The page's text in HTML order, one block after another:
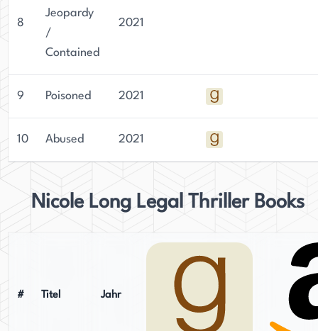
8
Jeopardy
/
Contained
2021
9 Poisoned 2021
10 Abused 2021
Nicole Long Legal Thriller Books
# Titel Jahr